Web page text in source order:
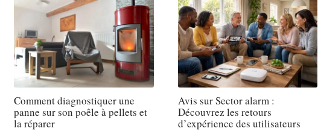
Comment diagnostiquer une
panne sur son poêle à pellets et
la réparer
Avis sur Sector alarm :
Découvrez les retours
d’expérience des utilisateurs